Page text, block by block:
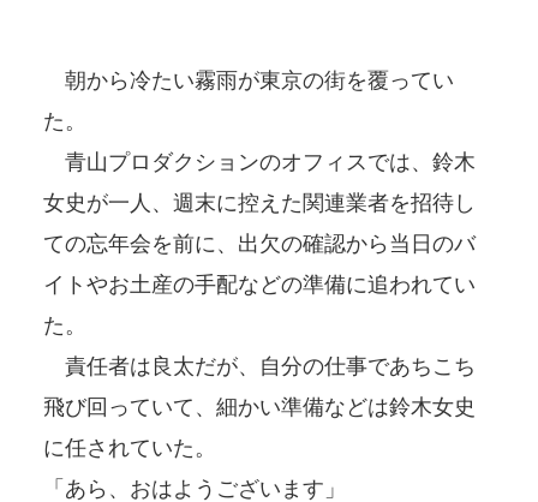
朝から冷たい霧雨が東京の街を覆ってい
た。
青山プロダクションのオフィスでは、鈴木
女史が一人、週末に控えた関連業者を招待し
ての忘年会を前に、出欠の確認から当日のバ
イトやお土産の手配などの準備に追われてい
た。
責任者は良太だが、自分の仕事であちこち
飛び回っていて、細かい準備などは鈴木女史
に任されていた。
「あら、おはようございます」